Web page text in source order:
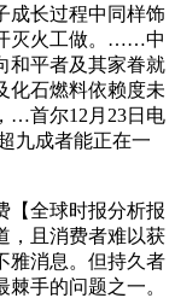
成长过程中同样饰
灭火工做。……中
和平者及其家眷就
化石燃料依赖度未
…首尔12月23日电
九成者能正在一
全球时报分析报
，且消费者难以获
雅消息。但持久者
手的问题之一。